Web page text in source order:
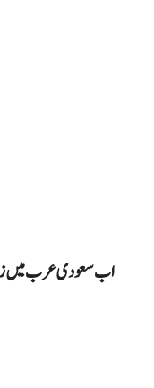
اب سعودی عرب میں